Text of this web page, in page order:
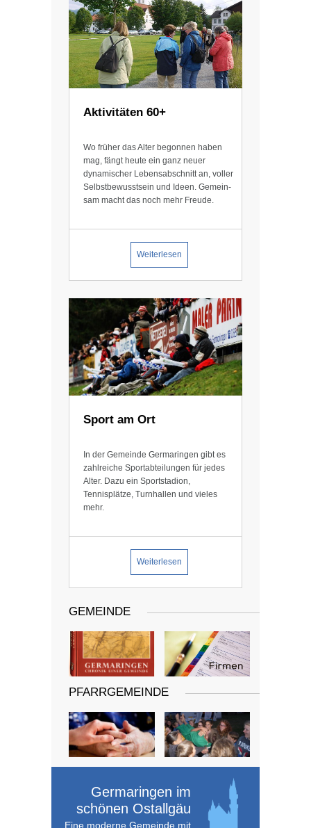
Aktivitäten 60+
Wo früher das Alter begonnen haben
mag, fängt heute ein ganz neuer
dynamischer Lebens­abschnitt an, voller
Selbst­bewusst­sein und Ideen. Gemein­
sam macht das noch mehr Freude.
Weiterlesen
Sport am Ort
In der Gemeinde Germaringen gibt es
zahlreiche Sportabteilungen für jedes
Alter. Dazu ein Sportstadion,
Tennisplätze, Turnhallen und vieles
mehr.
Weiterlesen
GEMEINDE
PFARRGEMEINDE
Germaringen im
schönen Ostallgäu
Eine moderne Gemeinde mit